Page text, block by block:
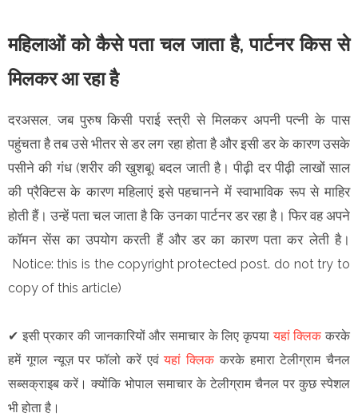
महिलाओं को कैसे पता चल जाता है, पार्टनर किस से
मिलकर आ रहा है
दरअसल, जब पुरुष किसी पराई स्त्री से मिलकर अपनी पत्नी के पास
पहुंचता है तब उसे भीतर से डर लग रहा होता है और इसी डर के कारण उसके
पसीने की गंध (शरीर की खुशबू) बदल जाती है। पीढ़ी दर पीढ़ी लाखों साल
की प्रैक्टिस के कारण महिलाएं इसे पहचानने में स्वाभाविक रूप से माहिर
होती हैं। उन्हें पता चल जाता है कि उनका पार्टनर डर रहा है। फिर वह अपने
कॉमन सेंस का उपयोग करती हैं और डर का कारण पता कर लेती है।
Notice: this is the copyright protected post. do not try to
copy of this article)
✔ इसी प्रकार की जानकारियों और समाचार के लिए कृपयायहां क्लिक करके
हमें गूगल न्यूज़ पर फॉलो करें एवंयहां क्लिक करके हमारा टेलीग्राम चैनल
सब्सक्राइब करें। क्योंकि भोपाल समाचार के टेलीग्राम चैनल पर कुछ स्पेशल
भी होता है।